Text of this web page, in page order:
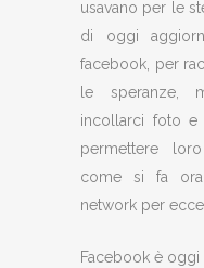
usavano per le
di oggi
facebook, per
le speranze,
incollarci foto e
permettere
come si fa
network per
Facebook è